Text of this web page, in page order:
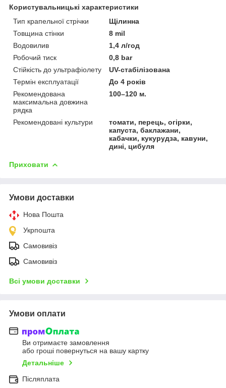
Користувальницькі характеристики
Тип крапельної стрічки
Щілинна
Товщина стінки
8 mil
Водовилив
1,4 л/год
Робочий тиск
0,8 bar
Стійкість до ультрафіолету
UV-стабілізована
Термін експлуатації
До 4 років
Рекомендована
максимальна довжина
рядка
100–120 м.
Рекомендовані культури
томати, перець, огірки,
капуста, баклажани,
кабачки, кукурудза, кавуни,
дині, цибуля
Приховати
Умови доставки
Нова Пошта
Укрпошта
Самовивіз
Самовивіз
Всі умови доставки
Умови оплати
Ви отримаєте замовлення
або гроші повернуться на вашу картку
Детальніше
Післяплата